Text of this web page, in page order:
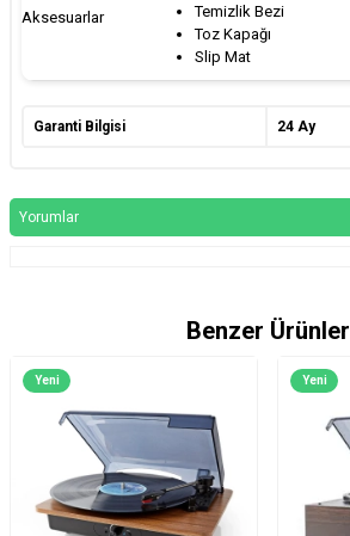
Aksesuarlar
Temizlik Bezi
Toz Kapağı
Slip Mat
Garanti Bilgisi 24 Ay
Yorumlar
Benzer Ürünler
Yeni Yeni